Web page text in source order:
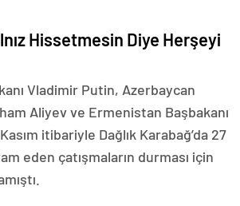
Hissetmesin Diye Herşeyi
Vladimir Putin, Azerbaycan
Aliyev ve Ermenistan Başbakanı
itibariyle Dağlık Karabağ’da 27
eden çatışmaların durması için